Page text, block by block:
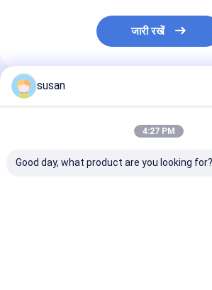
जारी रखें
अनुशंसित उत्पाद
susan
4:27 PM
Good day, what product are you looking for?